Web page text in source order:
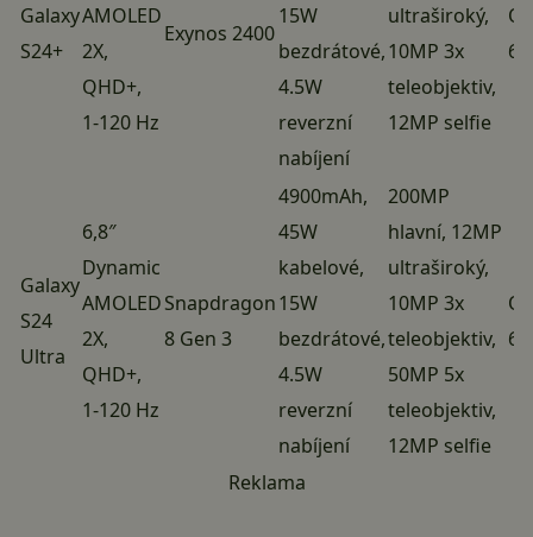
Galaxy
S24+
AMOLED
2X,
QHD+,
1-120 Hz
Exynos 2400
15W
bezdrátové,
4.5W
reverzní
nabíjení
ultraširoký,
10MP 3x
teleobjektiv,
12MP selfie
6.1
Galaxy
S24
Ultra
6,8″
Dynamic
AMOLED
2X,
QHD+,
1-120 Hz
Snapdragon
8 Gen 3
4900mAh,
45W
kabelové,
15W
bezdrátové,
4.5W
reverzní
nabíjení
200MP
hlavní, 12MP
ultraširoký,
10MP 3x
teleobjektiv,
50MP 5x
teleobjektiv,
12MP selfie
6.1
Reklama